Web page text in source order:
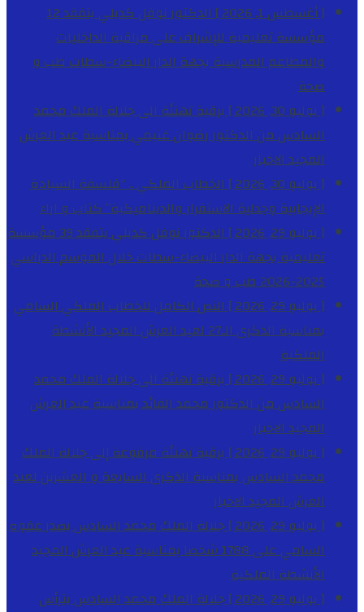
[ أغسطس 1, 2026 ]
الدكتور نوفل كديلي يتفقد 12
مؤسسة تعليمية للإشراف على مراقبة الداخليات
والمطاعم المدرسية بجهة الدار البيضاء-سطاتطب و
صحة
[ يوليو 30, 2026 ]
برقية تهنئة الى جلالة الملك محمد
السادس من الدكتور رضوان غنيمي بمناسبة عيد العرش
المجيدالاخبار
[ يوليو 30, 2026 ]
الخطاب الملكي .. “فلسفة السيادة
الإيجابية وجدلية الاستقرار والديناميكية”كتاب و اراء
[ يوليو 29, 2026 ]
الدكتور نوفل كديلي يتفقد 39 مؤسسة
تعليمية بجهة الدار البيضاء-سطات خلال الموسم الدراسي
2025-2026
طب و صحة
[ يوليو 29, 2026 ]
النص الكامل للخطاب الملكي السامي
بمناسبة الذكرى الـ27 لعيد العرش المجيد
الأنشطة
الملكية
[ يوليو 29, 2026 ]
برقية تهنئة الى جلالة الملك محمد
السادس من الدكتور محمد الفائد بمناسبة عيد العرش
المجيدالاخبار
[ يوليو 29, 2026 ]
برقية تهنئة مرفوعة إلى جلالة الملك
محمد السادس بمناسبة الذكرى السابعة و العشرين لعيد
العرش المجيدالاخبار
[ يوليو 29, 2026 ]
جلالة الملك محمد السادس يصدر عفوه
السامي على 1788 شخصا بمناسبة عيد العرش المجيد
الأنشطة الملكية
[ يوليو 29, 2026 ]
جلالة الملك محمد السادس يترأس